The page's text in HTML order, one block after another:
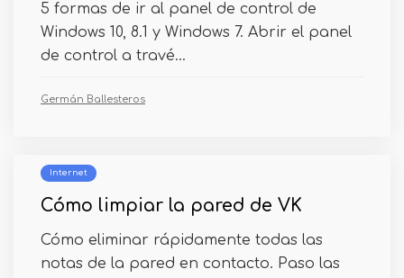
5 formas de ir al panel de control de
Windows 10, 8.1 y Windows 7. Abrir el panel
de control a travé...
Germán Ballesteros
Internet
Cómo limpiar la pared de VK
Cómo eliminar rápidamente todas las
notas de la pared en contacto. Paso las